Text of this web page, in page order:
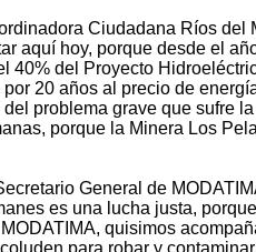
Ciudadana Ríos del
aquí hoy, porque desde el
40% del Proyecto
20 años al precio de
problema grave que sufre
porque la Minera Los
General de
es una lucha justa,
quisimos